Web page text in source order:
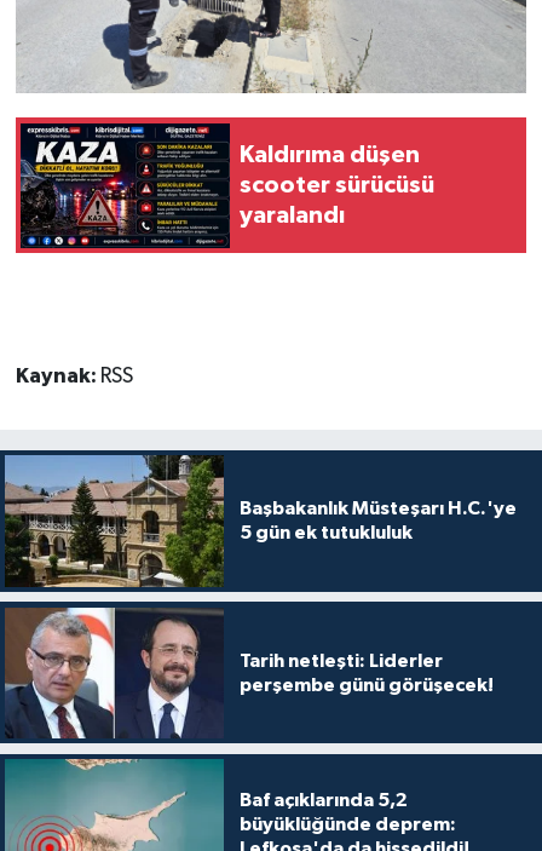
Kaldırıma düşen
scooter sürücüsü
yaralandı
Kaynak: RSS
Başbakanlık Müsteşarı H.C.'ye
5 gün ek tutukluluk
Tarih netleşti: Liderler
perşembe günü görüşecek!
Baf açıklarında 5,2
büyüklüğünde deprem: